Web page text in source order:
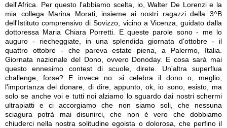
dell'Africa. Per questo l'abbiamo scelta, io, Walter De Lorenzi e la
mia collega Marina Morati, insieme ai nostri ragazzi della 3^B
dell'Istituto comprensivo di Sovizzo, vicino a Vicenza, guidato dalla
dottoressa Maria Chiara Porretti. E queste parole sono - me lo
auguro - riecheggiate, in una splendida giornata d'ottobre - il
quattro ottobre - che pareva estate piena, a Palermo, Italia.
Giornata nazionale del Dono, ovvero Donoday. E cosa sarà mai
questo ennesimo contest di scuole, direte. Un'altra superflua
challenge, forse? E invece no: si celebra il dono o, meglio,
l'importanza del donare, di dire, appunto, ok, io sono, esisto, ma
solo se anche voi e tutti noi alziamo lo sguardo dai nostri schermi
ultrapiatti e ci accorgiamo che non siamo soli, che nessuna
sciagura potrà mai disunirci, che non è vero che dobbiamo
chiuderci nella nostra solitudine egoista o dolorosa, che perfino il